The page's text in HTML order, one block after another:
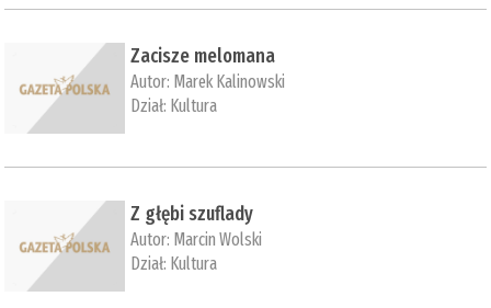
Zacisze melomana
Autor: Marek Kalinowski
Dział: Kultura
Z głębi szuflady
Autor: Marcin Wolski
Dział: Kultura